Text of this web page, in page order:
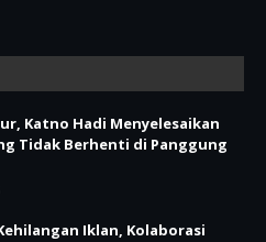
Katno Hadi Menyelesaikan
Tidak Berhenti di Panggung
Iklan, Kolaborasi